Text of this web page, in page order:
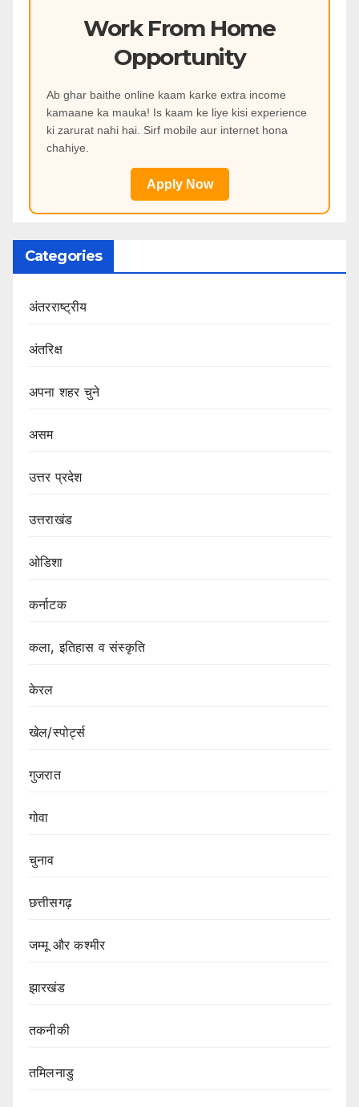
Work From Home
Opportunity
Ab ghar baithe online kaam karke extra income
kamaane ka mauka! Is kaam ke liye kisi experience
ki zarurat nahi hai. Sirf mobile aur internet hona
chahiye.
Apply Now
Categories
अंतरराष्ट्रीय
अंतरिक्ष
अपना शहर चुने
असम
उत्तर प्रदेश
उत्तराखंड
ओडिशा
कर्नाटक
कला, इतिहास व संस्कृति
केरल
खेल/स्पोर्ट्स
गुजरात
गोवा
चुनाव
छत्तीसगढ़
जम्मू और कश्मीर
झारखंड
तकनीकी
तमिलनाडु